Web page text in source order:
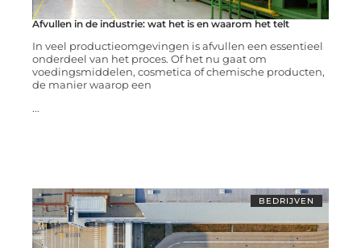
Afvullen in de industrie: wat het is en waarom het telt
In veel productieomgevingen is afvullen een essentieel
onderdeel van het proces. Of het nu gaat om
voedingsmiddelen, cosmetica of chemische producten,
de manier waarop een
...
BEDRIJVEN